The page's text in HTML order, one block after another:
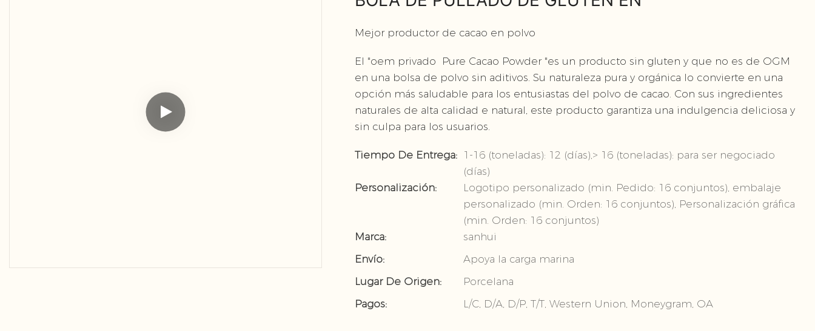
Mejor productor de cacao en polvo
El "oem privado Pure Cacao Powder "es un producto sin gluten y que no es de OGM
en una bolsa de polvo sin aditivos. Su naturaleza pura y orgánica lo convierte en una
opción más saludable para los entusiastas del polvo de cacao. Con sus ingredientes
naturales de alta calidad e natural, este producto garantiza una indulgencia deliciosa y
sin culpa para los usuarios.
Tiempo De Entrega: 1-16 (toneladas): 12 (días),> 16 (toneladas): para ser negociado
(días)
Personalización:
Logotipo personalizado (min. Pedido: 16 conjuntos), embalaje
personalizado (min. Orden: 16 conjuntos), Personalización gráfica
(min. Orden: 16 conjuntos)
Marca:
sanhui
Envío:
Apoya la carga marina
Lugar De Origen:
Porcelana
Pagos:
L/C, D/A, D/P, T/T, Western Union, Moneygram, OA